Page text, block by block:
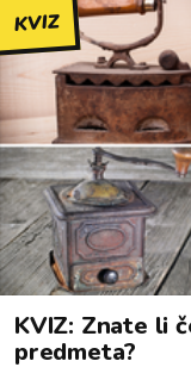
KVIZ
KVIZ: Znate li
predmeta?